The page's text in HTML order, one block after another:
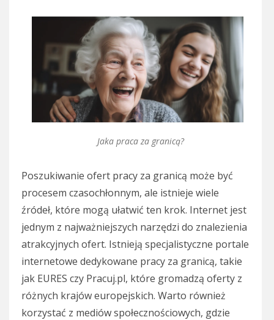
Jaka praca za granicą?
Poszukiwanie ofert pracy za granicą może być
procesem czasochłonnym, ale istnieje wiele
źródeł, które mogą ułatwić ten krok. Internet jest
jednym z najważniejszych narzędzi do znalezienia
atrakcyjnych ofert. Istnieją specjalistyczne portale
internetowe dedykowane pracy za granicą, takie
jak EURES czy Pracuj.pl, które gromadzą oferty z
różnych krajów europejskich. Warto również
korzystać z mediów społecznościowych, gdzie